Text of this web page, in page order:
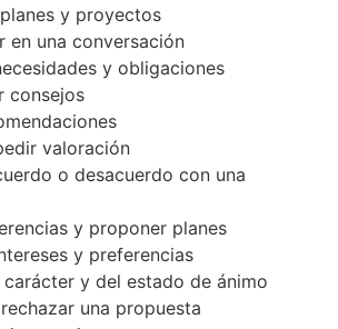
y proyectos
en una conversación
y obligaciones
consejos
valoración
o desacuerdo con una
y proponer planes
y preferencias
y del estado de ánimo
una propuesta